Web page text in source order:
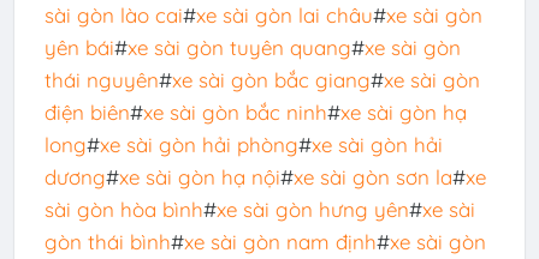
sài gòn lào cai#xe sài gòn lai châu#xe sài gòn
yên bái#xe sài gòn tuyên quang#xe sài gòn
thái nguyên#xe sài gòn bắc giang#xe sài gòn
điện biên#xe sài gòn bắc ninh#xe sài gòn hạ
long#xe sài gòn hải phòng#xe sài gòn hải
dương#xe sài gòn hạ nội#xe sài gòn sơn la#xe
sài gòn hòa bình#xe sài gòn hưng yên#xe sài
gòn thái bình#xe sài gòn nam định#xe sài gòn